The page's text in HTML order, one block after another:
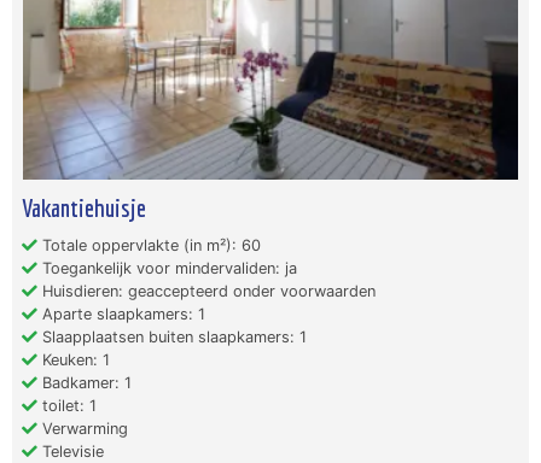
Vakantiehuisje
Totale oppervlakte (in m²): 60
Toegankelijk voor mindervaliden: ja
Huisdieren: geaccepteerd onder voorwaarden
Aparte slaapkamers: 1
Slaapplaatsen buiten slaapkamers: 1
Keuken: 1
Badkamer: 1
toilet: 1
Verwarming
Televisie